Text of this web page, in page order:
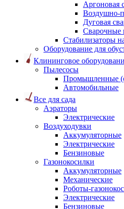
Аргоновая
Воздушно-
Дуговая
Сварочные
Стабилизаторы
Оборудование для
Клининговое
Пылесосы
Промышленные
Автомобильные
Все для сада
Аэраторы
Электрические
Воздуходувки
Аккумуляторные
Электрические
Бензиновые
Газонокосилки
Аккумуляторные
Механические
Роботы-
Электрические
Бензиновые